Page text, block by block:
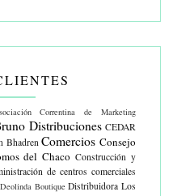
Correntina de Marketing
Distribuciones CEDAR
Bhadren Comercios Consejo
del Chaco Construcción y
de centros comerciales
Deolinda Boutique Distribuidora Los